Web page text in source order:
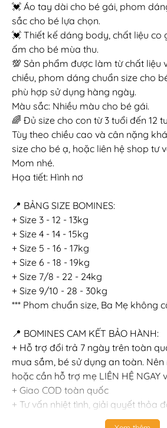
💓 Áo tay dài cho bé gái, phom
sắc cho bé lựa chọn.
💓 Thiết kế dáng body, chất liệu co
ấm cho bé mùa thu.
💯 Sản phẩm được làm từ chất liệu
chiều, phom dáng chuẩn size cho
phù hợp sử dụng hàng ngày.
Màu sắc: Nhiều màu cho bé gái.
🌈 Đủ size cho con từ 3 tuổi đến 12
Tùy theo chiều cao và cân nặng
size cho bé ạ, hoặc liên hệ shop tư
Mom nhé.
Họa tiết: Hình nơ
📍 BẢNG SIZE BOMINES:
+ Size 3 - 12 - 13kg
+ Size 4 - 14 - 15kg
+ Size 5 - 16 - 17kg
+ Size 6 - 18 - 19kg
+ Size 7/8 - 22 - 24kg
+ Size 9/10 - 28 - 30kg
*** Phom chuẩn size, Ba Mẹ không
📍 BOMINES CAM KẾT BẢO HÀNH:
+ Hỗ trợ đổi trả 7 ngày trên toàn
mua sắm, bé sử dụng an toàn.
hoặc cần hỗ trợ mẹ LIÊN HỆ NGAY
+ Giao COD toàn quốc
+ Tư vấn nhiệt tình, giải quyết thỏa
gặp vấn đề về sản phẩm.